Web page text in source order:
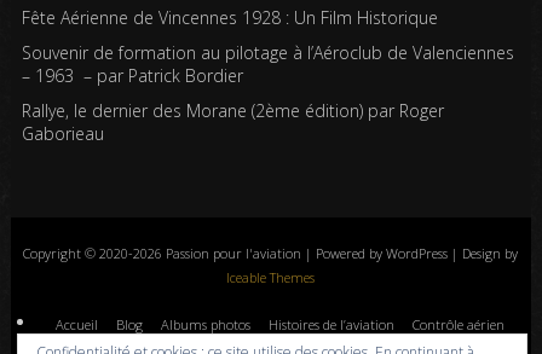
Fête Aérienne de Vincennes 1928 : Un Film Historique
Souvenir de formation au pilotage à l’Aéroclub de Valenciennes
– 1963 – par Patrick Bordier
Rallye, le dernier des Morane (2ème édition) par Roger
Gaborieau
Copyright © 2020-2026 Passion pour l'aviation | Powered by WordPress | Design by
Iceable Themes
Accueil Blog Albums photos Histoires de l’aviation
Contrôle aérien
Livres
Liens A propos Contact Politique de confidentialité